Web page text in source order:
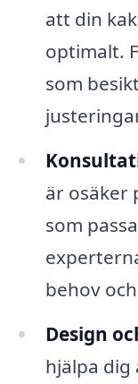
att din
optimalt.
som
är osäker
som
behov
Design
hjälpa dig